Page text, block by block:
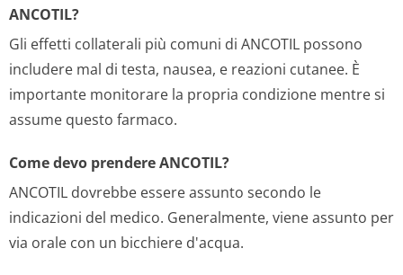
ANCOTIL?
Gli effetti collaterali più comuni di ANCOTIL possono
includere mal di testa, nausea, e reazioni cutanee. È
importante monitorare la propria condizione mentre si
assume questo farmaco.
Come devo prendere ANCOTIL?
ANCOTIL dovrebbe essere assunto secondo le
indicazioni del medico. Generalmente, viene assunto per
via orale con un bicchiere d'acqua.